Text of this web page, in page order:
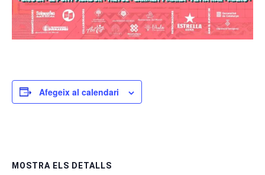
Afegeix al calendari
MOSTRA ELS DETALLS